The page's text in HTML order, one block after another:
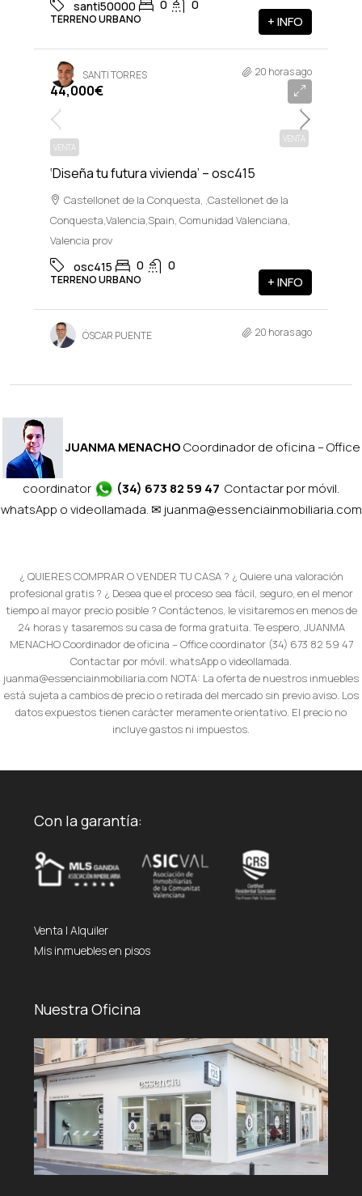
santi50000 0 0
TERRENO URBANO + INFO
SANTI TORRES 20 horas ago
VENTA
44,000€
VENTA
‘Diseña tu futura vivienda’ – osc415
Castellonet de la Conquesta, ,Castellonet de la
Conquesta,Valencia,Spain, Comunidad Valenciana,
Valencia prov
osc415 0 0
TERRENO URBANO + INFO
ÓSCAR PUENTE 20 horas ago
JUANMA MENACHOCoordinador de oficina – Office
coordinator (34) 673 82 59 47 Contactar por móvil.
whatsApp o videollamada. ✉ juanma@essenciainmobiliaria.com
¿ QUIERES COMPRAR O VENDER TU CASA ? ¿ Quiere una valoración
profesional gratis ? ¿ Desea que el proceso sea fácil, seguro, en el menor
tiempo al mayor precio posible ? Contáctenos, le visitaremos en menos de
24 horas y tasaremos su casa de forma gratuita. Te espero, JUANMA
MENACHO Coordinador de oficina – Office coordinator (34) 673 82 59 47
Contactar por móvil. whatsApp o videollamada.
juanma@essenciainmobiliaria.com NOTA: La oferta de nuestros inmuebles
está sujeta a cambios de precio o retirada del mercado sin previo aviso. Los
datos expuestos tienen carácter meramente orientativo. El precio no
incluye gastos ni impuestos.
Con la garantía:
Venta | Alquiler
Mis inmuebles en pisos
Nuestra Oficina